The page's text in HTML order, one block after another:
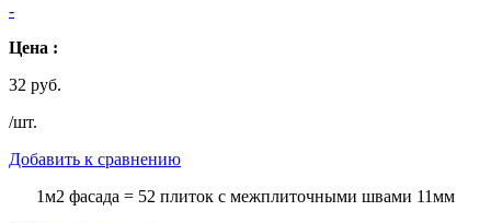
-
Цена :
32 руб.
/шт.
Добавить к сравнению
1м2 фасада = 52 плиток с межплиточными швами 11мм